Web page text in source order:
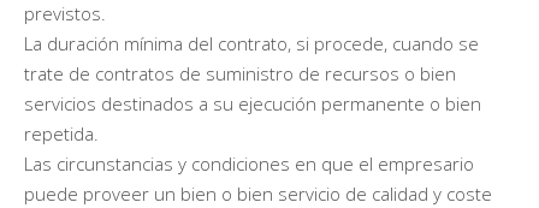
previstos.
La duración mínima del contrato, si procede, cuando se
trate de contratos de suministro de recursos o bien
servicios destinados a su ejecución permanente o bien
repetida.
Las circunstancias y condiciones en que el empresario
puede proveer un bien o bien servicio de calidad y coste